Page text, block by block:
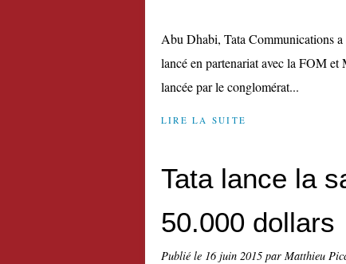
Abu Dhabi, Tata Communications
lancé en partenariat avec la FOM et
lancée par le conglomérat...
LIRE LA SUITE
Tata lance la
50.000 dollars
Publié le 16 juin 2015 par Matthieu